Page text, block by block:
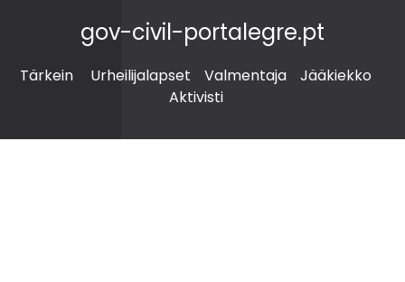
gov-civil-portalegre.pt
Tärkein Urheilijalapset Valmentaja
Jääkiekko
Aktivisti